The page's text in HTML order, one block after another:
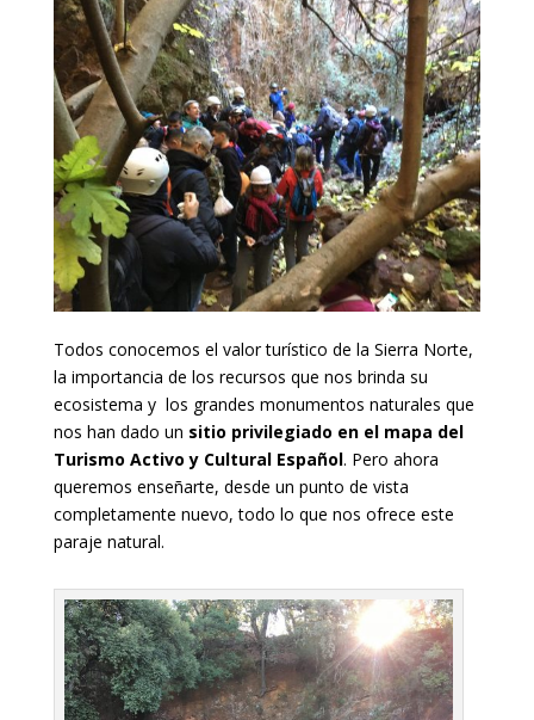
Todos conocemos el valor turístico de la Sierra Norte,
la importancia de los recursos que nos brinda su
ecosistema y los grandes monumentos naturales que
nos han dado un sitio privilegiado en el mapa del
Turismo Activo y Cultural Español. Pero ahora
queremos enseñarte, desde un punto de vista
completamente nuevo, todo lo que nos ofrece este
paraje natural.